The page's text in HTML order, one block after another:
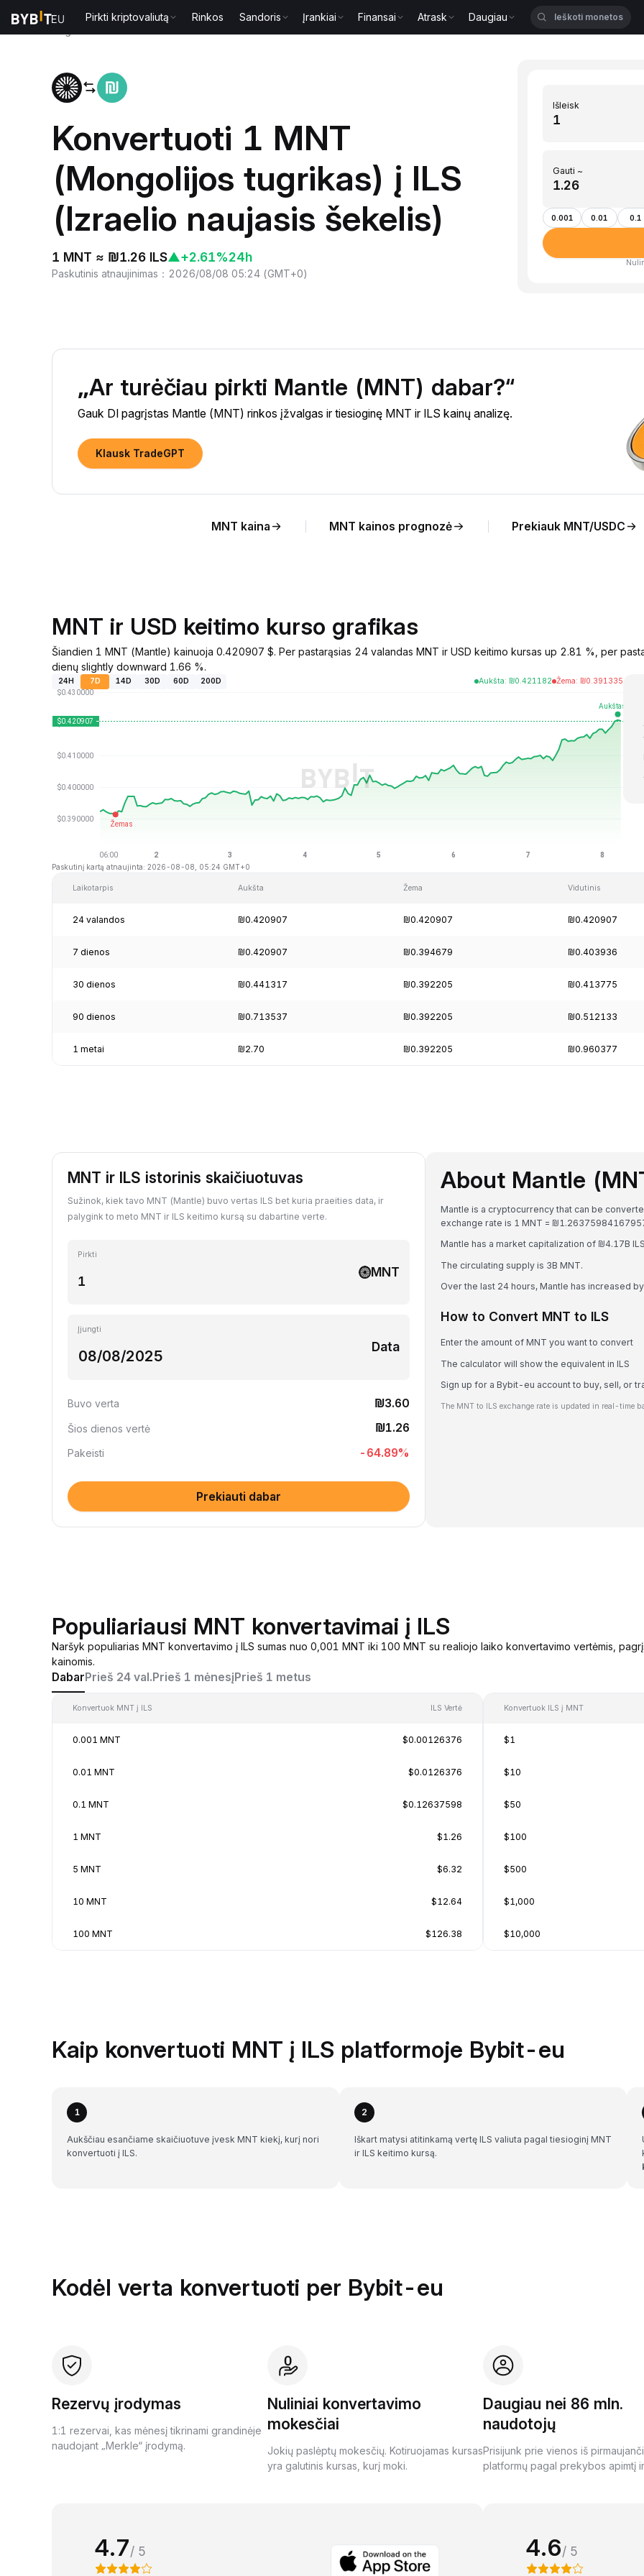
Pirkti kriptovaliutą Rinkos Sandoris Įrankiai Finansai Atrask Daugiau
Konvertuoti 1 MNT
(Mongolijos tugrikas) į ILS
(Izraelio naujasis šekelis)
1 MNT ≈ ₪1.26 ILS▲+2.61%24h
Paskutinis atnaujinimas ： 2026/08/08 05:24 (GMT+0)
Išleisk
Gauti ~
0.001 0.01 0.1
„Ar turėčiau pirkti Mantle (MNT) dabar?“
Gauk DI pagrįstas Mantle (MNT) rinkos įžvalgas ir tiesioginę MNT ir ILS kainų analizę.
Klausk TradeGPT
MNT kaina MNT kainos prognozė Prekiauk MNT/USDC
MNT ir USD keitimo kurso grafikas
Šiandien 1 MNT (Mantle) kainuoja 0.420907 $. Per pastarąsias 24 valandas MNT ir USD keitimo kursas up 2.81 %, per
dienų slightly downward 1.66 %.
24H 7D 14D 30D 60D 200D Aukšta: ₪0.421182 Žema: ₪0.391335
Paskutinį kartą atnaujinta: 2026-08-08, 05:24 GMT+0
Laikotarpis Aukšta Žema Vidutinis
24 valandos ₪0.420907 ₪0.420907 ₪0.420907
7 dienos ₪0.420907 ₪0.394679 ₪0.403936
30 dienos ₪0.441317 ₪0.392205 ₪0.413775
90 dienos ₪0.713537 ₪0.392205 ₪0.512133
1 metai ₪2.70 ₪0.392205 ₪0.960377
MNT ir ILS istorinis skaičiuotuvas
Sužinok, kiek tavo MNT (Mantle) buvo vertas ILS bet kuria praeities data, ir
palygink to meto MNT ir ILS keitimo kursą su dabartine verte.
Pirkti
MNT
Įjungti
Data
Buvo verta ₪3.60
Šios dienos vertė ₪1.26
Pakeisti -64.89%
Prekiauti dabar
About Mantle
Mantle is a cryptocurrency that can be
exchange rate is 1 MNT =
Mantle has a market capitalization of ₪4.17B
The circulating supply is 3B MNT.
Over the last 24 hours, Mantle has increased
How to Convert MNT to ILS
Enter the amount of MNT you want to convert
The calculator will show the equivalent in ILS
Sign up for a Bybit-eu account to buy, sell, or
The MNT to ILS exchange rate is updated in real-time
Populiariausi MNT konvertavimai į ILS
Naršyk populiarias MNT konvertavimo į ILS sumas nuo 0,001 MNT iki 100 MNT su realiojo laiko konvertavimo vertėmis,
kainomis.
DabarPrieš 24 val.Prieš 1 mėnesįPrieš 1 metus
Konvertuok MNT į ILS ILS Vertė
0.001 MNT $0.00126376
0.01 MNT $0.0126376
0.1 MNT $0.12637598
1 MNT $1.26
5 MNT $6.32
10 MNT $12.64
100 MNT $126.38
Konvertuok ILS į MNT
$1
$10
$50
$100
$500
$1,000
$10,000
Kaip konvertuoti MNT į ILS platformoje Bybit-eu
1
Aukščiau esančiame skaičiuotuve įvesk MNT kiekį, kurį nori
konvertuoti į ILS.
2
Iškart matysi atitinkamą vertę ILS valiuta pagal tiesioginį MNT
ir ILS keitimo kursą.
Kodėl verta konvertuoti per Bybit-eu
Rezervų įrodymas
1:1 rezervai, kas mėnesį tikrinami grandinėje
naudojant „Merkle“ įrodymą.
Nuliniai konvertavimo
mokesčiai
Jokių paslėptų mokesčių. Kotiruojamas kursas
yra galutinis kursas, kurį moki.
Daugiau nei 86 mln.
naudotojų
Prisijunk prie vienos iš
platformų pagal prekybos apimtį
4.7/ 5 4.6/ 5